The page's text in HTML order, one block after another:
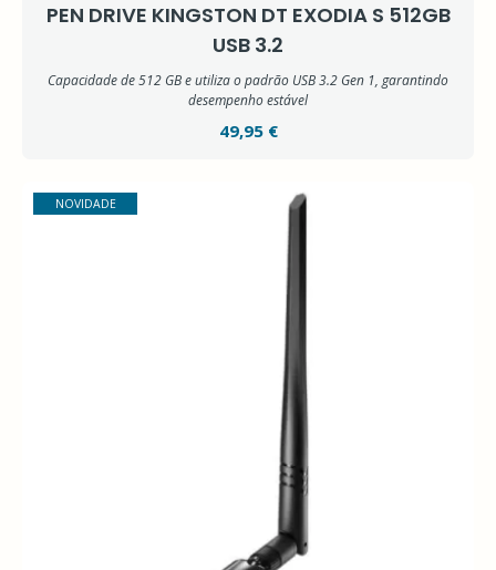
PEN DRIVE KINGSTON DT EXODIA S 512GB
USB 3.2
Capacidade de 512 GB e utiliza o padrão USB 3.2 Gen 1, garantindo
desempenho estável
49,95 €
NOVIDADE